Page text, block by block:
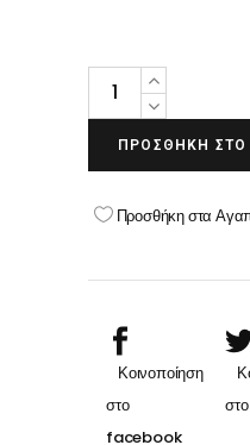
Κερί
Μαύρο
σε
Κόκκους
ΠΡΟΣΘΉΚΗ ΣΤΟ
Προσθήκη στα